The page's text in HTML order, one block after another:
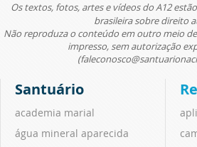
Os textos, fotos, artes e vídeos do A12
brasileira sobre direito
Não reproduza o conteúdo em outro meio
impresso, sem autorização
Santuário
academia marial
água mineral aparecida